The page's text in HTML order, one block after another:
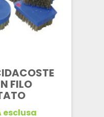
FILO
esclusa